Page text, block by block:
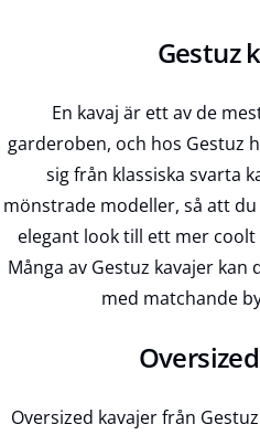
Gestuz
En kavaj är ett av de
garderoben, och hos Gestuz
sig från klassiska svarta
mönstrade modeller, så att
elegant look till ett mer
Många av Gestuz kavajer
med matchande
Oversized kavajer från